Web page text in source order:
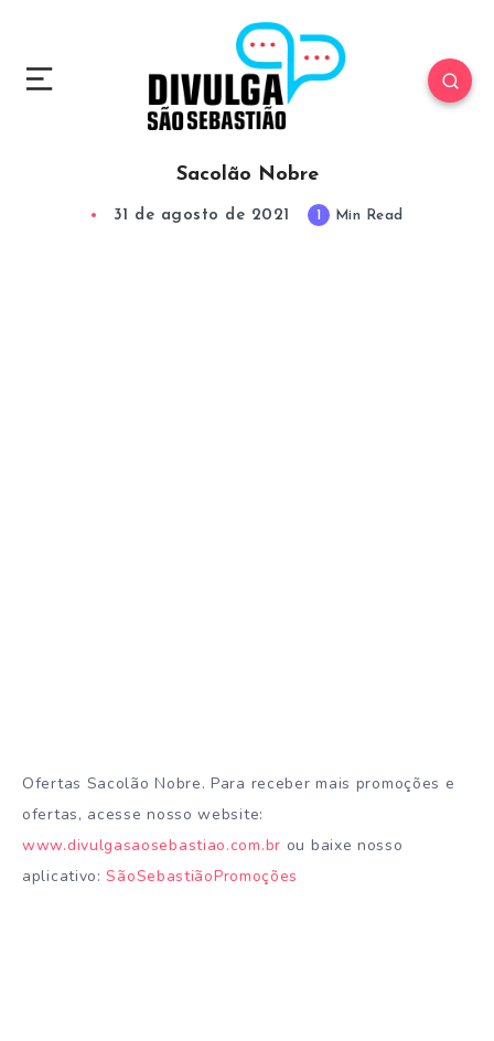
Sacolão Nobre
31 de agosto de 2021 1 Min Read
Ofertas Sacolão Nobre. Para receber mais promoções e
ofertas, acesse nosso website:
www.divulgasaosebastiao.com.br ou baixe nosso
aplicativo:SãoSebastiãoPromoções